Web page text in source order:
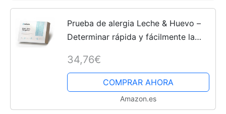
Prueba de alergia Leche & Huevo –
Determinar rápida y fácilmente la
huevos de gallina – Verisana
34,76€
COMPRAR AHORA
Amazon.es